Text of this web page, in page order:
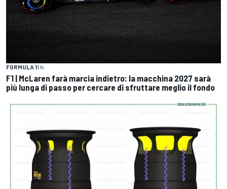
FORMULA 11 h
F1 | McLaren farà marcia indietro: la macchina 2027 sarà
più lunga di passo per cercare di sfruttare meglio il fondo